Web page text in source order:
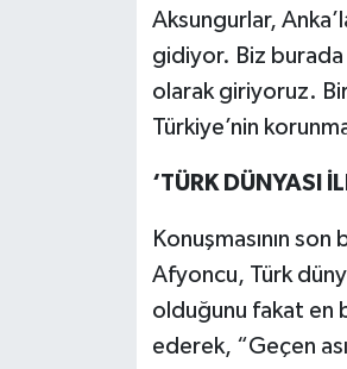
Aksungurlar,
gidiyor. Biz burada
olarak giriyoruz.
Türkiye’nin
‘TÜRK DÜNYASI
Konuşmasının
Afyoncu, Türk
olduğunu fakat en
ederek, “Geçen